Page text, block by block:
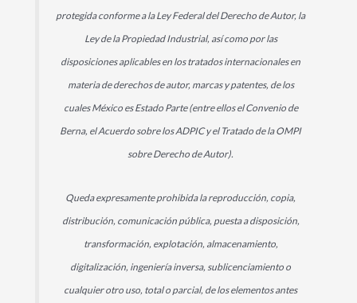
protegida conforme a la Ley Federal del Derecho de Autor, la
Ley de la Propiedad Industrial, así como por las
disposiciones aplicables en los tratados internacionales en
materia de derechos de autor, marcas y patentes, de los
cuales México es Estado Parte (entre ellos el Convenio de
Berna, el Acuerdo sobre los ADPIC y el Tratado de la OMPI
sobre Derecho de Autor).
Queda expresamente prohibida la reproducción, copia,
distribución, comunicación pública, puesta a disposición,
transformación, explotación, almacenamiento,
digitalización, ingeniería inversa, sublicenciamiento o
cualquier otro uso, total o parcial, de los elementos antes